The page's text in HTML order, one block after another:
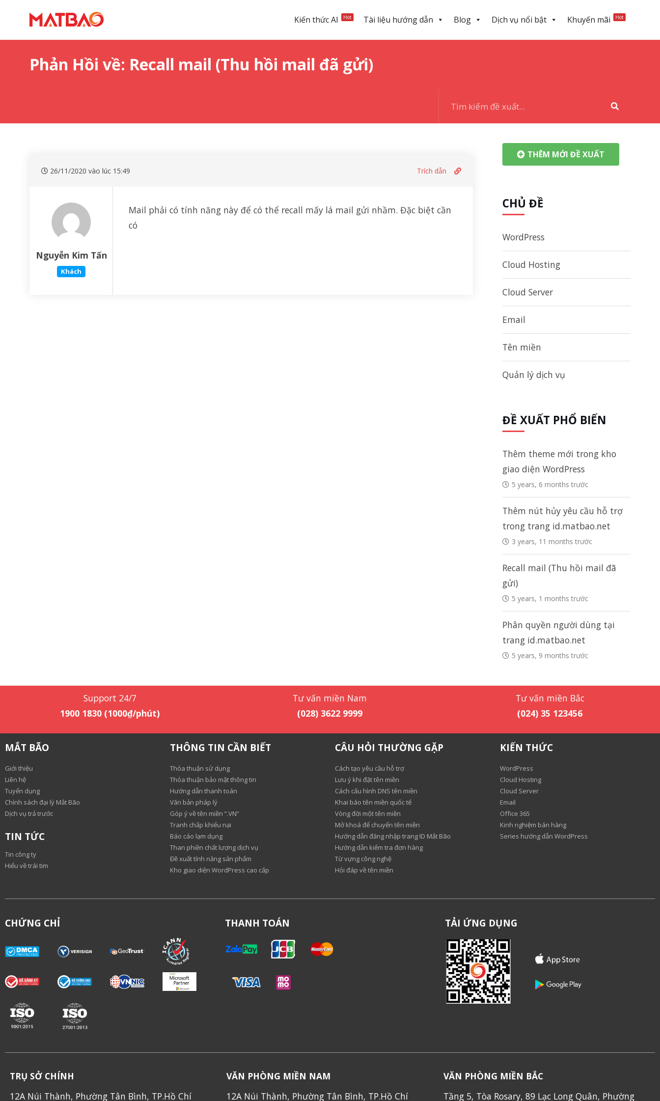
Kiến thức AI Hot Tài liệu hướng dẫn Blog Dịch vụ nổi bật Khuyến mãi Hot
Phản Hồi về: Recall mail (Thu hồi mail đã gửi)
26/11/2020 vào lúc 15:49 Trích dẫn
Nguyễn Kim Tấn
Khách
Mail phải có tính năng này để có thể recall mấy lá mail gửi nhầm. Đặc biệt cần
có
THÊM MỚI ĐỀ XUẤT
CHỦ ĐỀ
WordPress
Cloud Hosting
Cloud Server
Email
Tên miền
Quản lý dịch vụ
ĐỀ XUẤT PHỔ BIẾN
Thêm theme mới trong kho
giao diện WordPress
5 years, 6 months trước
Thêm nút hủy yêu cầu hỗ trợ
trong trang id.matbao.net
3 years, 11 months trước
Recall mail (Thu hồi mail đã
gửi)
5 years, 1 months trước
Phân quyền người dùng tại
trang id.matbao.net
5 years, 9 months trước
Support 24/7
1900 1830 (1000₫/phút)
Tư vấn miền Nam
(028) 3622 9999
Tư vấn miền Bắc
(024) 35 123456
MẮT BÃO
TIN TỨC
Giới thiệu
Liên hệ
Tuyển dụng
Chính sách đại lý Mắt Bão
Dịch vụ trả trước
Tin công ty
Hiểu về trái tim
THÔNG TIN CẦN BIẾT
Thỏa thuận sử dụng
Thỏa thuận bảo mật thông tin
Hướng dẫn thanh toán
Văn bản pháp lý
Góp ý về tên miền “.VN”
Tranh chấp khiếu nại
Báo cáo lạm dụng
Than phiền chất lượng dịch vụ
Đề xuất tính năng sản phẩm
Kho giao diện WordPress cao cấp
CÂU HỎI THƯỜNG GẶP
Cách tạo yêu cầu hỗ trợ
Lưu ý khi đặt tên miền
Cách cấu hình DNS tên miền
Khai báo tên miền quốc tế
Vòng đời một tên miền
Mở khoá để chuyển tên miền
Hướng dẫn đăng nhập trang ID Mắt Bão
Hướng dẫn kiểm tra đơn hàng
Từ vựng công nghệ
Hỏi đáp về tên miền
WordPress
Cloud Hosting
Cloud Server
Email
Office 365
Kinh nghiệm bán hàng
Series hướng dẫn WordPress
KIẾN THỨC
CHỨNG CHỈ THANH TOÁN TẢI ỨNG DỤNG
TRỤ SỞ CHÍNH
12A Núi Thành, Phường Tân Bình, TP.Hồ Chí
VĂN PHÒNG MIỀN NAM
12A Núi Thành, Phường Tân Bình, TP.Hồ Chí
VĂN PHÒNG MIỀN BẮC
Tầng 5, Tòa Rosary, 89 Lạc Long Quân, Phường